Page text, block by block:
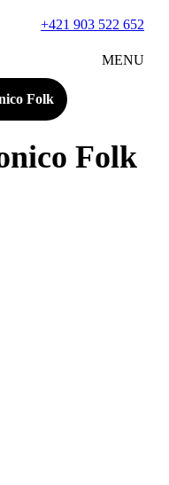
+421 903 522 652
MENU
Folk
Folk